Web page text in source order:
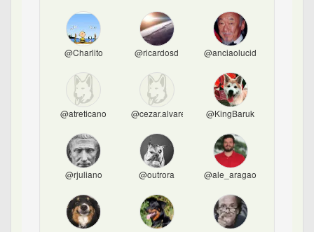
@Charlito @ricardosd @anciaolucido
@atreticano @cezar.alvares @KingBaruk
@rjuliano @outrora @ale_aragao